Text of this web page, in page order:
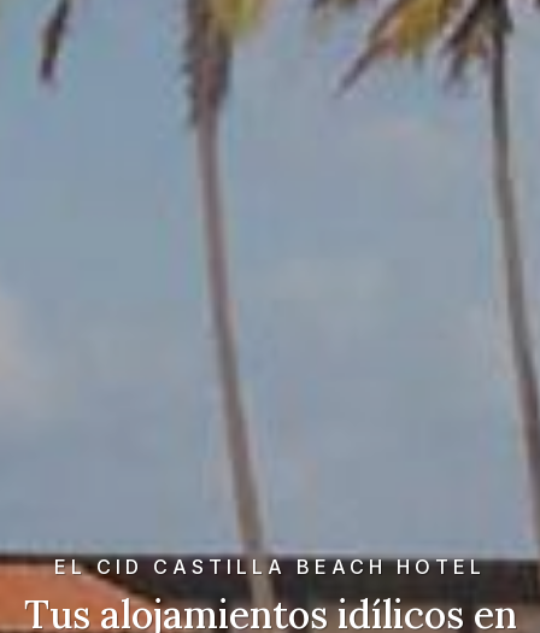
EL CID CASTILLA BEACH HOTEL
Tus alojamientos idílicos en